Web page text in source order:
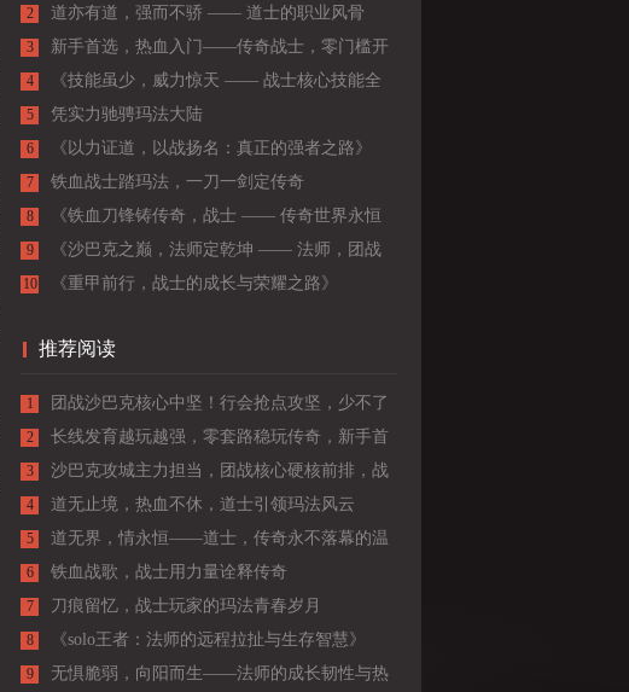
最佳选择
2 道亦有道，强而不骄 —— 道士的职业风骨
3
新手首选，热血入门——传奇战士，零门槛开
启传奇之路
4
《技能虽少，威力惊天 —— 战士核心技能全
解析》
5 凭实力驰骋玛法大陆
6 《以力证道，以战扬名：真正的强者之路》
7 铁血战士踏玛法，一刀一剑定传奇
8
《铁血刀锋铸传奇，战士 —— 传奇世界永恒
的王者》
9
《沙巴克之巅，法师定乾坤 —— 法师，团战
核心中的核心！》
10 《重甲前行，战士的成长与荣耀之路》
推荐阅读
1
团战沙巴克核心中坚！行会抢点攻坚，少不了
一手老牌法师坐镇
2
长线发育越玩越强，零套路稳玩传奇，新手首
选全能道士
3
沙巴克攻城主力担当，团战核心硬核前排，战
士才是传奇真信仰
4 道无止境，热血不休，道士引领玛法风云
5
道无界，情永恒——道士，传奇永不落幕的温
润主角
6 铁血战歌，战士用力量诠释传奇
7 刀痕留忆，战士玩家的玛法青春岁月
8 《solo王者：法师的远程拉扯与生存智慧》
9 无惧脆弱，向阳而生——法师的成长韧性与热